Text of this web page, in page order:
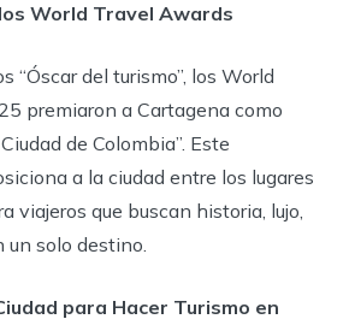
World Travel Awards
“Óscar del turismo”, los World
premiaron a Cartagena como
de Colombia”. Este
a la ciudad entre los lugares
viajeros que buscan historia, lujo,
un solo destino.
para Hacer Turismo en